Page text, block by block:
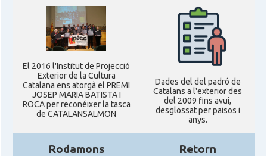
El 2016 l'Institut de Projecció
Exterior de la Cultura
Catalana ens atorgà el PREMI
JOSEP MARIA BATISTA I
ROCA per reconéixer la tasca
de CATALANSALMON
Dades del del padró de
Catalans a l'exterior des
del 2009 fins avui,
desglossat per paisos i
anys.
Rodamons Retorn